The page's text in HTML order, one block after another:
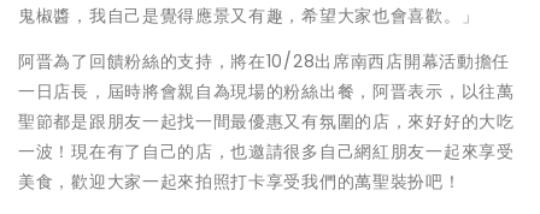
鬼椒醬，我自己是覺得應景又有趣，希望大家也會喜歡。」
阿晋為了回饋粉絲的支持，將在10/28出席南西店開幕活動擔任
一日店長，屆時將會親自為現場的粉絲出餐，阿晋表示，以往萬
聖節都是跟朋友一起找一間最優惠又有氛圍的店，來好好的大吃
一波！現在有了自己的店，也邀請很多自己網紅朋友一起來享受
美食，歡迎大家一起來拍照打卡享受我們的萬聖裝扮吧！